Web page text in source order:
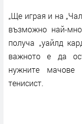
„Ще играя и на
възможно най-
получа „уайлд
важното е да
нужните мачове
тенисист.